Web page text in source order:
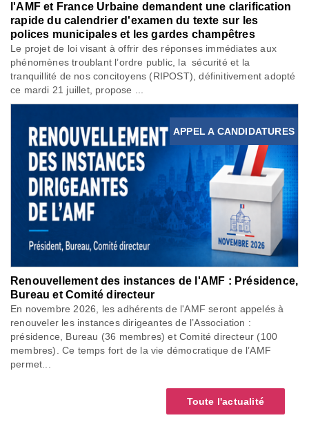
l'AMF et France Urbaine demandent une clarification
rapide du calendrier d'examen du texte sur les
polices municipales et les gardes champêtres
Le projet de loi visant à offrir des réponses immédiates aux
phénomènes troublant l’ordre public, la sécurité et la
tranquillité de nos concitoyens (RIPOST), définitivement adopté
ce mardi 21 juillet, propose ...
APPEL A CANDIDATURES
Renouvellement des instances de l'AMF : Présidence,
Bureau et Comité directeur
En novembre 2026, les adhérents de l'AMF seront appelés à
renouveler les instances dirigeantes de l’Association :
présidence, Bureau (36 membres) et Comité directeur (100
membres). Ce temps fort de la vie démocratique de l’AMF
permet...
Toute l'actualité